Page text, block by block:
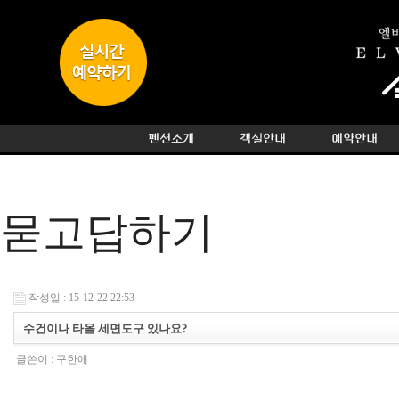
묻고답하기
작성일 : 15-12-22 22:53
수건이나 타올 세면도구 있나요?
글쓴이 : 구한애